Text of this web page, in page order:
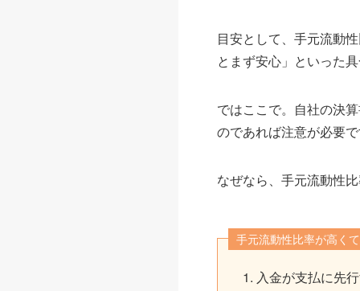
目安として、手元流動
とまず安心」といった
ではここで。自社の決
のであれば注意が必要
なぜなら、手元流動性
手元流動性比率が高く
入金が支払に先